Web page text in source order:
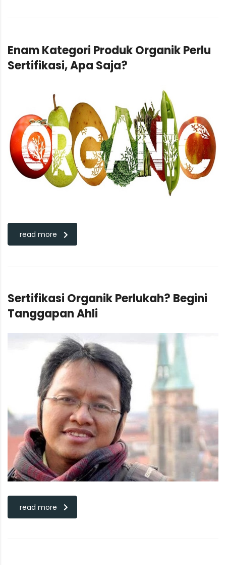
Enam Kategori Produk Organik Perlu
Sertifikasi, Apa Saja?
read more
Sertifikasi Organik Perlukah? Begini
Tanggapan Ahli
read more